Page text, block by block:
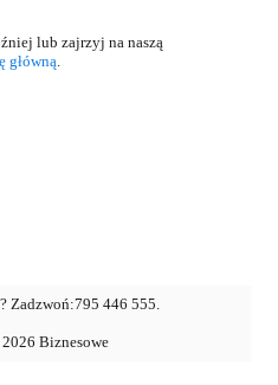
główną.
Zadzwoń:795 446 555.
2026 Biznesowe